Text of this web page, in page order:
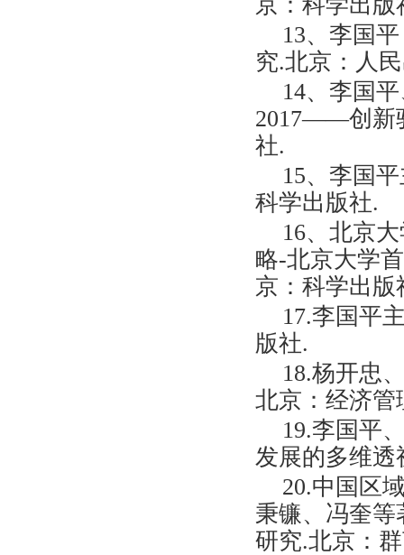
13、李国
究.北京：人
14、李国
2017——创新
社.
15、李国
科学出版社.
16、北京
略-北京大学
京：科学出版
17.李国平
版社.
18.杨开忠
北京：经济管
19.李国平
发展的多维透
20.中国区
秉镰、冯奎等
研究.北京：